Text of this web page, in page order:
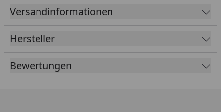
Hohlnietschloss als Verbindungsschloss ausgestattet.
Farbe: grau. RK steht seit Jahrzehnten für höchste
anspruchsvolle Motorradfahrer, die auf zuverlässige
Originalqualität bei der Antriebskette setzen.
Versandinformationen
Hersteller
Bewertungen